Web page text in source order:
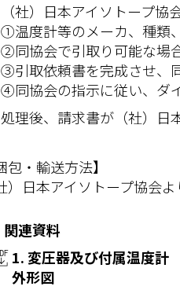
（社）日本アイソトープ
①温度計等のメーカ、種類
②同協会で引取り可能な場
③引取依頼書を完成させ、
④同協会の指示に従い、ダ
処理後、請求書が（社）日
包・輸送方法】
）日本アイソトープ協会
連資料
1. 変圧器及び付属温度計
外形図